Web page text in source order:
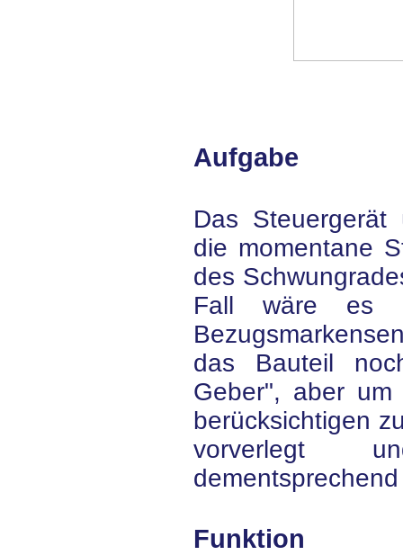
Aufgabe
Das
die momentane
des
Fall wäre es
das Bauteil
Geber", aber um
berücksichtigen
vorverlegt
Funktion